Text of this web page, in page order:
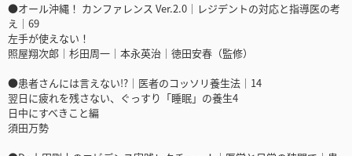
●オール沖縄！ カンファレンス Ver.2.0｜レジデントの対応と指導医の考
え｜69
左手が使えない！
照屋翔次郎｜杉田周一｜本永英治｜徳田安春（監修）
●患者さんには言えない!?｜医者のコッソリ養生法｜14
翌日に疲れを残さない、ぐっすり「睡眠」の養生4
日中にすべきこと編
須田万勢